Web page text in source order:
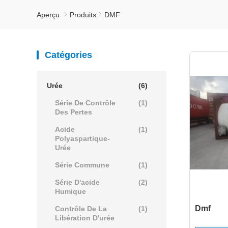
Aperçu Produits DMF
Catégories
Urée (6)
Série De Contrôle
Des Pertes
(1)
Acide
Polyaspartique-
Urée
(1)
Série Commune (1)
Série D'acide
Humique
(2)
Contrôle De La
Libération D'urée
(1) Dmf